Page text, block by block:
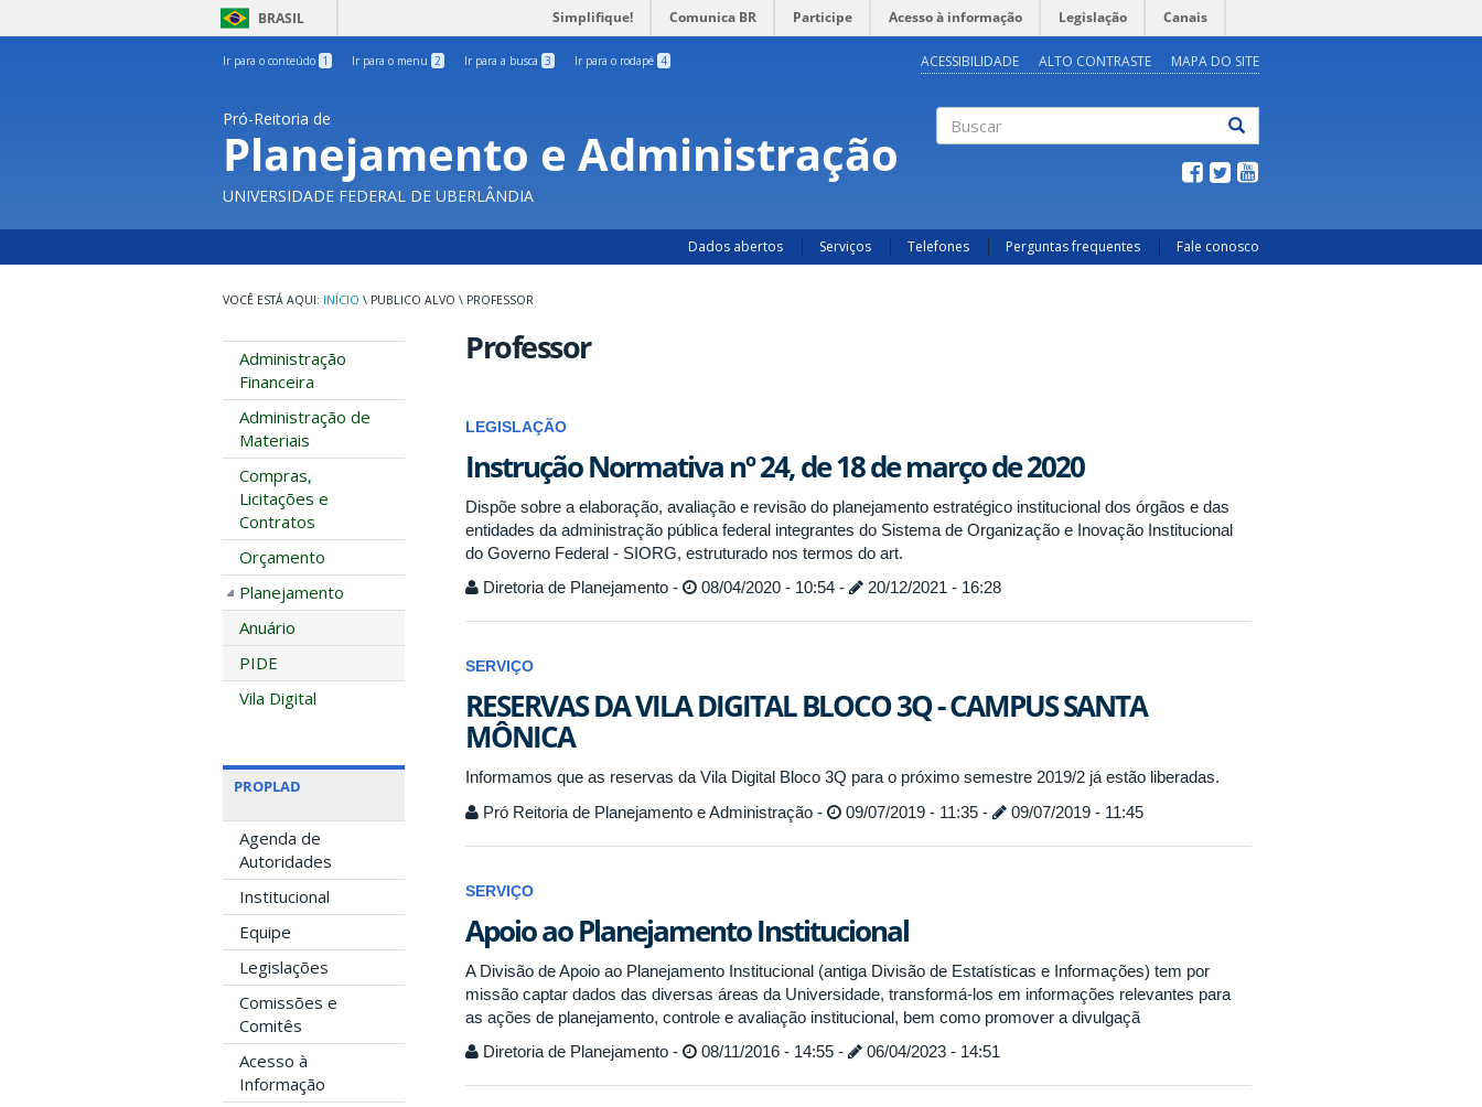
BRASIL Simplifique! Comunica BR Participe Acesso à informação Legislação Canais
Ir para o conteúdo 1 Ir para o menu 2 Ir para a busca 3 Ir para o rodapé 4 ACESSIBILIDADE ALTO CONTRASTE MAPA DO SITE
Pró-Reitoria de
Planejamento e Administração
UNIVERSIDADE FEDERAL DE UBERLÂNDIA
Dados abertos Serviços Telefones Perguntas frequentes Fale conosco
INÍCIO \ PUBLICO ALVO \ PROFESSOR
Administração
Financeira
Administração de
Materiais
Compras,
Licitações e
Contratos
Orçamento
Planejamento
Anuário
PIDE
Vila Digital
PROPLAD
Agenda de
Autoridades
Institucional
Equipe
Legislações
Comissões e
Comitês
Acesso à
Informação
Professor
LEGISLAÇÃO
Instrução Normativa nº 24, de 18 de março de 2020
Dispõe sobre a elaboração, avaliação e revisão do planejamento estratégico institucional dos órgãos e das
entidades da administração pública federal integrantes do Sistema de Organização e Inovação Institucional
do Governo Federal - SIORG, estruturado nos termos do art.
Diretoria de Planejamento -
08/04/2020 - 10:54 - 20/12/2021 - 16:28
SERVIÇO
RESERVAS DA VILA DIGITAL BLOCO 3Q - CAMPUS SANTA
MÔNICA
Informamos que as reservas da Vila Digital Bloco 3Q para o próximo semestre 2019/2 já estão liberadas.
Pró Reitoria de Planejamento e Administração -
09/07/2019 - 11:35 - 09/07/2019 - 11:45
SERVIÇO
Apoio ao Planejamento Institucional
A Divisão de Apoio ao Planejamento Institucional (antiga Divisão de Estatísticas e Informações) tem por
missão captar dados das diversas áreas da Universidade, transformá-los em informações relevantes para
as ações de planejamento, controle e avaliação institucional, bem como promover a divulgaçã
Diretoria de Planejamento -
08/11/2016 - 14:55 - 06/04/2023 - 14:51